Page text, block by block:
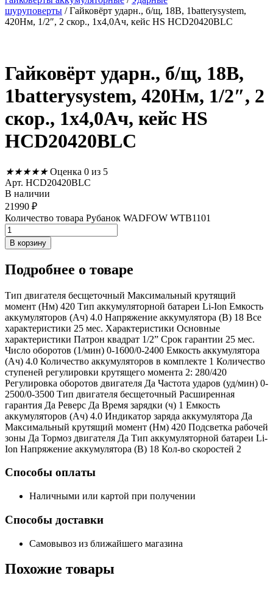
шуруповерты / Гайковёрт ударн., б/щ, 18В, 1batterysystem,
420Нм, 1/2″, 2 скор., 1х4,0Ач, кейс HS HCD20420BLC
Гайковёрт ударн., б/щ, 18В,
1batterysystem, 420Нм, 1/2″, 2
скор., 1х4,0Ач, кейс HS
HCD20420BLC
★★★★★ Оценка 0 из 5
Арт. HCD20420BLC
В наличии
21990 ₽
Количество товара Рубанок WADFOW WTB1101
В корзину
Подробнее о товаре
Тип двигателя бесщеточный Максимальный крутящий
момент (Нм) 420 Тип аккумуляторной батареи Li-Ion Емкость
аккумуляторов (Ач) 4.0 Напряжение аккумулятора (В) 18 Все
характеристики 25 мес. Характеристики Основные
характеристики Патрон квадрат 1/2” Срок гарантии 25 мес.
Число оборотов (1/мин) 0-1600/0-2400 Емкость аккумулятора
(Ач) 4.0 Количество аккумуляторов в комплекте 1 Количество
ступеней регулировки крутящего момента 2: 280/420
Регулировка оборотов двигателя Да Частота ударов (уд/мин) 0-
2500/0-3500 Тип двигателя бесщеточный Расширенная
гарантия Да Реверс Да Время зарядки (ч) 1 Емкость
аккумуляторов (Ач) 4.0 Индикатор заряда аккумулятора Да
Максимальный крутящий момент (Нм) 420 Подсветка рабочей
зоны Да Тормоз двигателя Да Тип аккумуляторной батареи Li-
Ion Напряжение аккумулятора (В) 18 Кол-во скоростей 2
Способы оплаты
Наличными или картой при получении
Способы доставки
Самовывоз из ближайшего магазина
Похожие товары